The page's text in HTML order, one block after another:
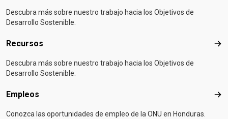
Descubra más sobre nuestro trabajo hacia los Objetivos de
Desarrollo Sostenible.
Recursos
Descubra más sobre nuestro trabajo hacia los Objetivos de
Desarrollo Sostenible.
Empleos
Conozca las oportunidades de empleo de la ONU en Honduras.